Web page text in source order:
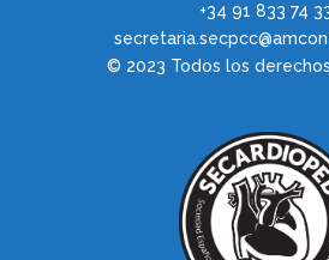
+34 91 833 74
© 2023 Todos los